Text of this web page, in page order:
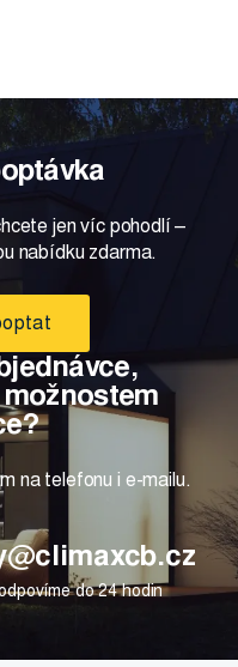
jen víc pohodlí –
nabídku zdarma.
na telefonu i e-mailu.
do 24 hodin